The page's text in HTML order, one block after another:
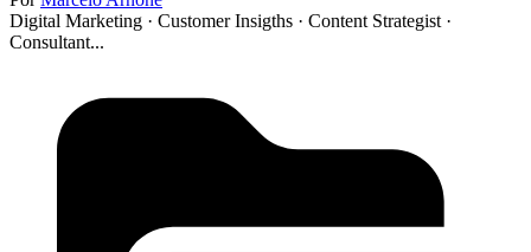
Digital Marketing · Customer Insigths · Content Strategist ·
Consultant...